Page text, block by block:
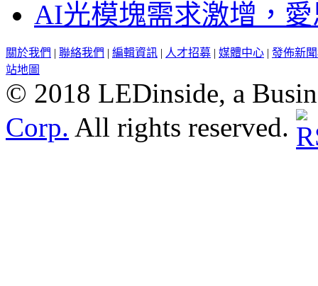
AI光模塊需求激增，
關於我們 | 聯絡我們 | 編輯資訊 | 人才招募 | 媒體中心 | 發佈新
站地圖
© 2018 LEDinside, a
Corp. All rights reserved.